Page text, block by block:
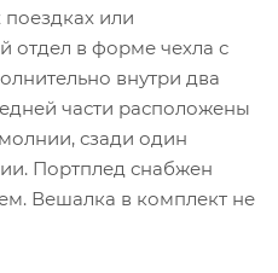
или
отдел в форме чехла с
внутри два
части расположены
сзади один
Портплед снабжен
Вешалка в комплект не